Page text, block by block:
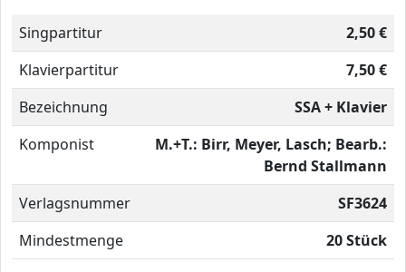
Singpartitur
2,50 €
Klavierpartitur
7,50 €
Bezeichnung
SSA + Klavier
Komponist
M.+T.: Birr, Meyer, Lasch; Bearb.:
Bernd Stallmann
Verlagsnummer
SF3624
Mindestmenge
20 Stück